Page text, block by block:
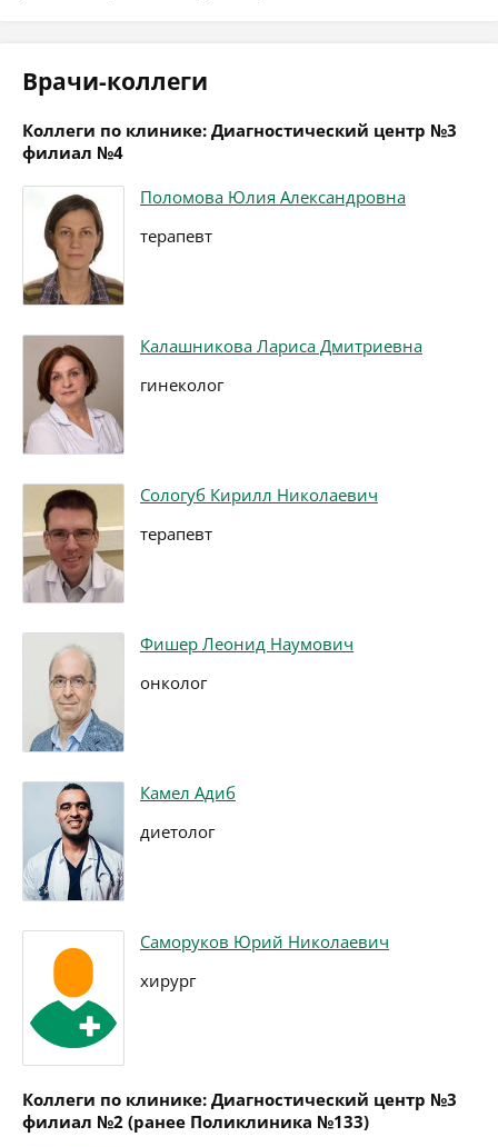
Врачи-коллеги
Коллеги по клинике: Диагностический центр №3
филиал №4
Поломова Юлия Александровна
терапевт
Калашникова Лариса Дмитриевна
гинеколог
Сологуб Кирилл Николаевич
терапевт
Фишер Леонид Наумович
онколог
Камел Адиб
диетолог
Саморуков Юрий Николаевич
хирург
Коллеги по клинике: Диагностический центр №3
филиал №2 (ранее Поликлиника №133)